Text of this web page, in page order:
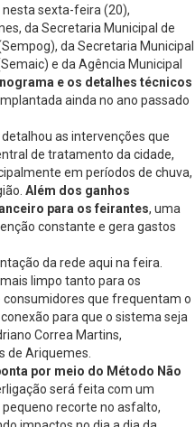
nesta sexta-feira (20),
da Secretaria Municipal de
da Secretaria Municipal
e da Agência Municipal
e os detalhes técnicos
ainda no ano passado
as intervenções que
de tratamento da cidade,
em períodos de chuva,
Além dos ganhos
para os feirantes, uma
constante e gera gastos
da rede aqui na feira.
limpo tanto para os
que frequentam o
para que o sistema seja
Correa Martins,
de Ariquemes.
por meio do Método Não
será feita com um
recorte no asfalto,